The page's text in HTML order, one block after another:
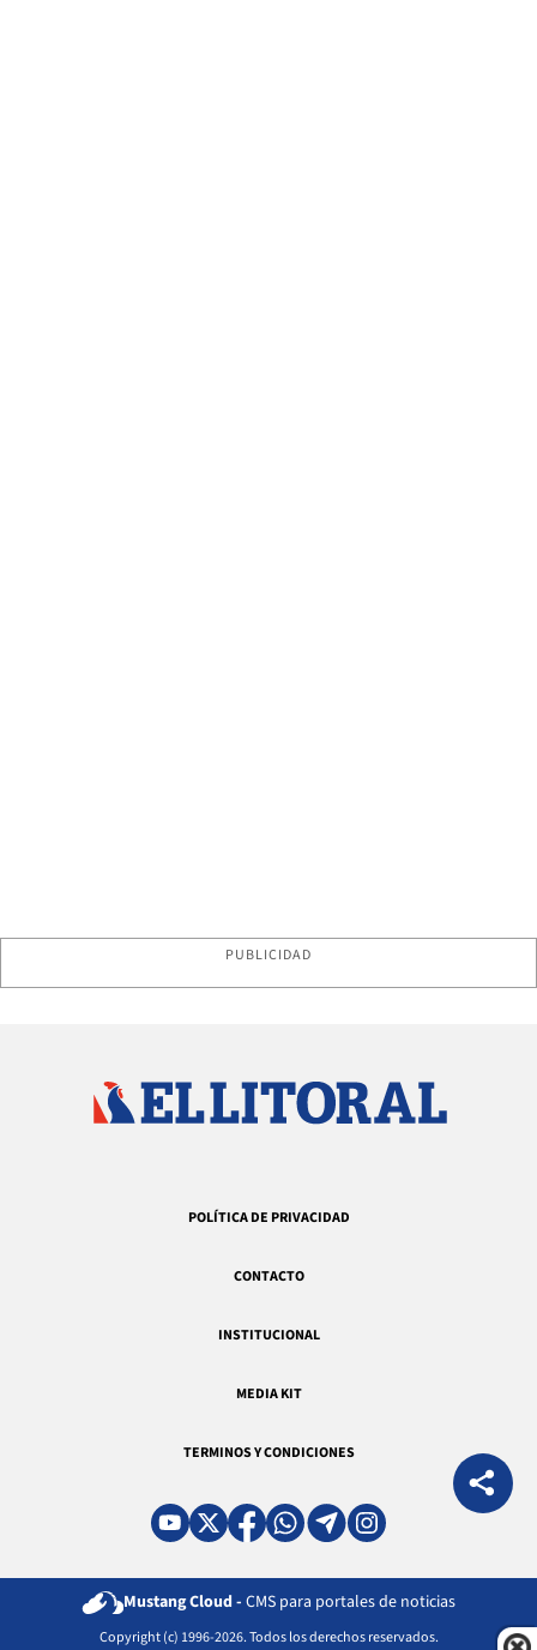
PUBLICIDAD
POLÍTICA DE PRIVACIDAD
CONTACTO
INSTITUCIONAL
MEDIA KIT
TERMINOS Y CONDICIONES
Mustang Cloud - CMS para portales de noticias
Copyright (c) 1996-2026. Todos los derechos reservados.